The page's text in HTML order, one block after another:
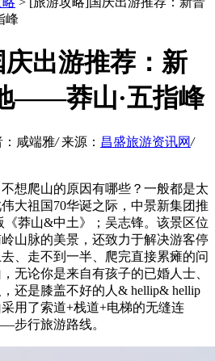
峰
出游推荐：新
——莽山·五指峰
：咸端雅/ 来源： 昌盛旅游资讯网/
想爬山的原因有哪些？一般都是太
大祖国70华诞之际，中景新集团推
《莽山&中土》；吴志锋。该景区位
山脉的美景，还致力于解决游客停
、走不到一半、爬完直接累瘫的问
无论你是来自有孩子的已婚人士、
还是膝盖不好的人& hellip& hellip
用了索道+栈道+电梯的无缝连
步行旅游路线。